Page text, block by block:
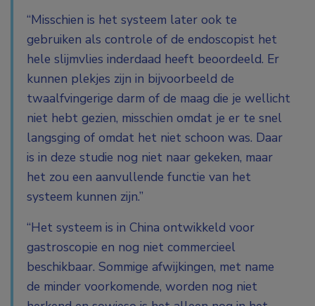
“Misschien is het systeem later ook te
gebruiken als controle of de endoscopist het
hele slijmvlies inderdaad heeft beoordeeld. Er
kunnen plekjes zijn in bijvoorbeeld de
twaalfvingerige darm of de maag die je wellicht
niet hebt gezien, misschien omdat je er te snel
langsging of omdat het niet schoon was. Daar
is in deze studie nog niet naar gekeken, maar
het zou een aanvullende functie van het
systeem kunnen zijn.”
“Het systeem is in China ontwikkeld voor
gastroscopie en nog niet commercieel
beschikbaar. Sommige afwijkingen, met name
de minder voorkomende, worden nog niet